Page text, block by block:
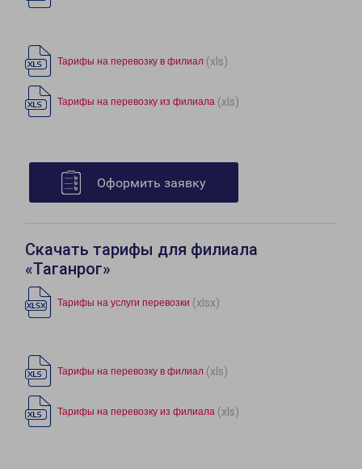
Тарифы на перевозку в филиал (xls)
Тарифы на перевозку из филиала (xls)
Оформить заявку
Скачать тарифы для филиала
«Таганрог»
Тарифы на услуги перевозки (xlsx)
Тарифы на перевозку в филиал (xls)
Тарифы на перевозку из филиала (xls)